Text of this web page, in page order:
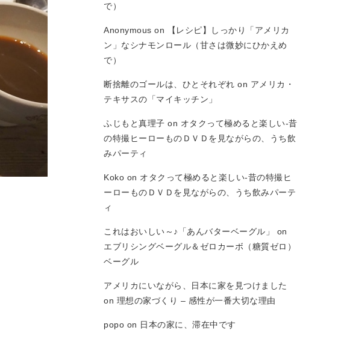
で）
Anonymous on
【レシピ】しっかり「アメリカ
ン」なシナモンロール（甘さは微妙にひかえめ
で）
断捨離のゴールは、ひとそれぞれ on アメリカ・
テキサスの「マイキッチン」
ふじもと真理子 on オタクって極めると楽しい-昔
の特撮ヒーローものＤＶＤを見ながらの、うち飲
みパーティ
Koko on オタクって極めると楽しい-昔の特撮ヒ
ーローものＤＶＤを見ながらの、うち飲みパーテ
ィ
これはおいしい～♪「あんバターベーグル」
on
エブリシングベーグル＆ゼロカーボ（糖質ゼロ）
ベーグル
アメリカにいながら、日本に家を見つけました
on 理想の家づくり – 感性が一番大切な理由
popo on 日本の家に、滞在中です